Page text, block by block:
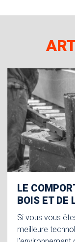
LE
BOIS ET DE
Si vous vous
meilleure